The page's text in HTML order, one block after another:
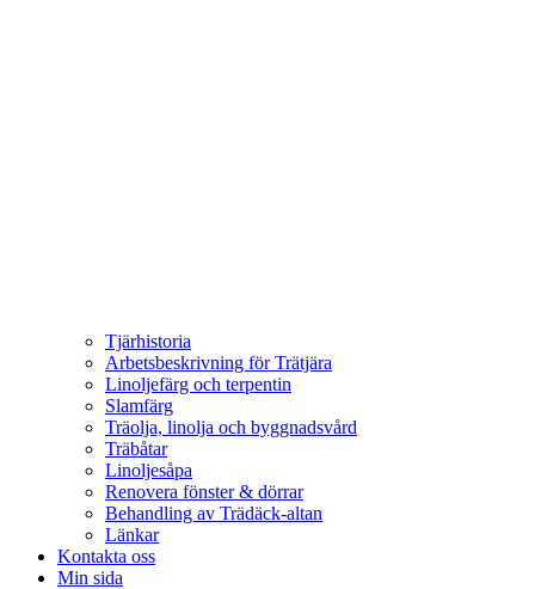
Tjärhistoria
Arbetsbeskrivning för Trätjära
Linoljefärg och terpentin
Slamfärg
Träolja, linolja och byggnadsvård
Träbåtar
Linoljesåpa
Renovera fönster & dörrar
Behandling av Trädäck-altan
Länkar
Kontakta oss
Min sida